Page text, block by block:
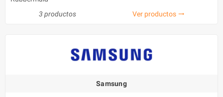
3 productos
Ver productos trending_flat
Samsung